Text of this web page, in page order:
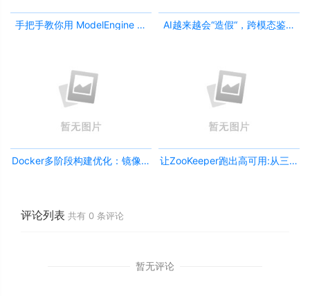
手把手教你用 ModelEngine 打
AI越来越会“造假“，跨模态鉴伪
Docker多阶段构建优化：镜像体
让ZooKeeper跑出高可用:从三节
评论列表 共有 0 条评论
暂无评论